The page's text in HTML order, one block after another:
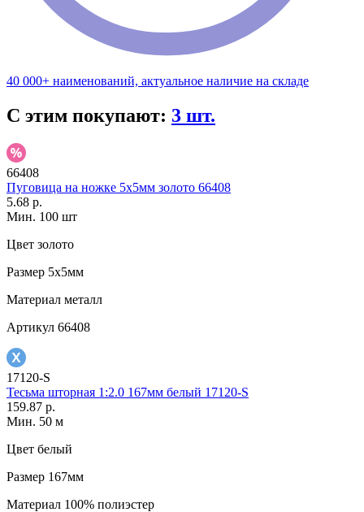
40 000+ наименований, актуальное наличие на складе
С этим покупают: 3 шт.
66408
Пуговица на ножке 5х5мм золото 66408
5.68 р.
Мин. 100 шт
Цвет золото
Размер 5х5мм
Материал металл
Артикул 66408
17120-S
Тесьма шторная 1:2.0 167мм белый 17120-S
159.87 р.
Мин. 50 м
Цвет белый
Размер 167мм
Материал 100% полиэстер